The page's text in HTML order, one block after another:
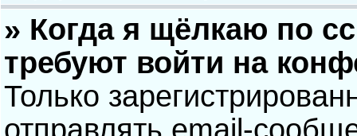
» Когда я щёлкаю по
требуют войти на
Только